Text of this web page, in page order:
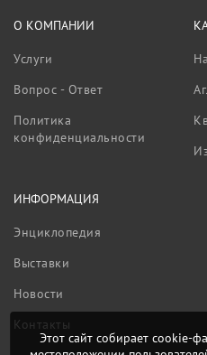
О КОМПАНИИ
Услуги
Вопрос - Ответ
Политика
конфиденциальности
ИНФОРМАЦИЯ
Энциклопедия
Выставки
Новости
Контакты
Этот сайт собирает cookie-